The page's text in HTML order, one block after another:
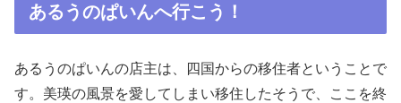
あるうのぱいんへ行こう！
あるうのぱいんの店主は、四国からの移住者ということで
す。美瑛の風景を愛してしまい移住したそうで、ここを終